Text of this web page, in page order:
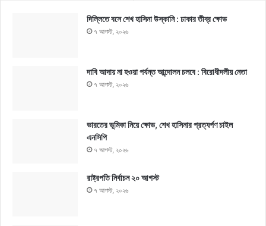
দিল্লিতে বসে শেখ হাসিনা উস্কানি : ঢাকার তীব্র ক্ষোভ
৭ আগস্ট, ২০২৬
দাবি আদায় না হওয়া পর্যন্ত আন্দোলন চলবে : বিরোধীদলীয় নেতা
৭ আগস্ট, ২০২৬
ভারতের ভূমিকা নিয়ে ক্ষোভ, শেখ হাসিনার প্রত্যর্পণ চাইল
এনসিপি
৭ আগস্ট, ২০২৬
রাষ্ট্রপতি নির্বাচন ২০ আগস্ট
৭ আগস্ট, ২০২৬